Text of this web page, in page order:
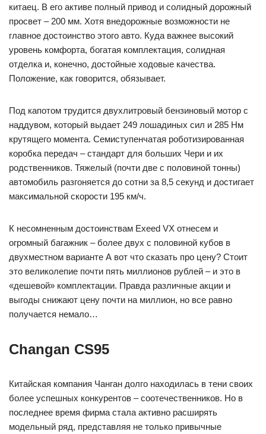
китаец. В его активе полный привод и солидный дорожный
просвет – 200 мм. Хотя внедорожные возможности не
главное достоинство этого авто. Куда важнее высокий
уровень комфорта, богатая комплектация, солидная
отделка и, конечно, достойные ходовые качества.
Положение, как говорится, обязывает.
Под капотом трудится двухлитровый бензиновый мотор с
наддувом, который выдает 249 лошадиных сил и 285 Нм
крутящего момента. Семиступенчатая роботизированная
коробка передач – стандарт для больших Чери и их
родственников. Тяжелый (почти две с половиной тонны)
автомобиль разгоняется до сотни за 8,5 секунд и достигает
максимальной скорости 195 км/ч.
К несомненным достоинствам Exeed VX отнесем и
огромный багажник – более двух с половиной кубов в
двухместном варианте А вот что сказать про цену? Стоит
это великолепие почти пять миллионов рублей – и это в
«дешевой» комплектации. Правда различные акции и
выгоды снижают цену почти на миллион, но все равно
получается немало…
Changan CS95
Китайская компания Чанган долго находилась в тени своих
более успешных конкурентов – соотечественников. Но в
последнее время фирма стала активно расширять
модельный ряд, представляя не только привычные